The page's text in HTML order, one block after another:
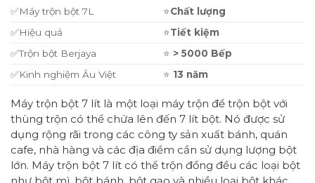
✅Máy trộn bột 7L ⭐Chất lượng
✅Hiệu quả
⭐Tiết kiệm
✅Trộn bột Berjaya
⭐ > 5000 Bếp
✅Kinh nghiệm Âu Việt
⭐ 13 năm
Máy trộn bột 7 lít là một loại máy trộn để trộn bột với
thùng trộn có thể chứa lên đến 7 lít bột. Nó được sử
dụng rộng rãi trong các công ty sản xuất bánh, quán
cafe, nhà hàng và các địa điểm cần sử dụng lượng bột
lớn. Máy trộn bột 7 lít có thể trộn đồng đều các loại bột